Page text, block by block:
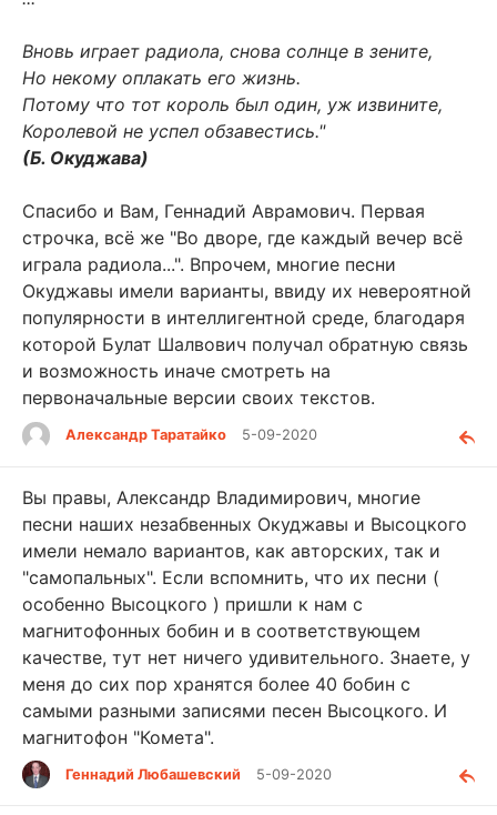
Вновь играет радиола, снова солнце в зените,
Но некому оплакать его жизнь.
Потому что тот король был один, уж извините,
Королевой не успел обзавестись."
(Б. Окуджава)
Спасибо и Вам, Геннадий Аврамович. Первая
строчка, всё же "Во дворе, где каждый вечер всё
играла радиола...". Впрочем, многие песни
Окуджавы имели варианты, ввиду их невероятной
популярности в интеллигентной среде, благодаря
которой Булат Шалвович получал обратную связь
и возможность иначе смотреть на
первоначальные версии своих текстов.
Александр Таратайко 5-09-2020
Вы правы, Александр Владимирович, многие
песни наших незабвенных Окуджавы и Высоцкого
имели немало вариантов, как авторских, так и
"самопальных". Если вспомнить, что их песни (
особенно Высоцкого ) пришли к нам с
магнитофонных бобин и в соответствующем
качестве, тут нет ничего удивительного. Знаете, у
меня до сих пор хранятся более 40 бобин с
самыми разными записями песен Высоцкого. И
магнитофон "Комета".
Геннадий Любашевский 5-09-2020